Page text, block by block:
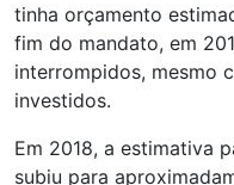
tinha orçamento
fim do mandato, em
interrompidos, mesmo
investidos.
Em 2018, a estimativa
subiu para